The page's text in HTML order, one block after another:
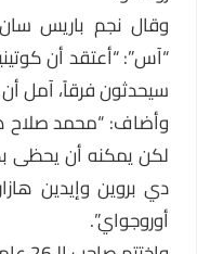
وقال نجم باريس سان
“آس”: “أعتقد أن
سيحدثون فرقاً، آمل أن
وأضاف: “محمد صلاح
لكن يمكنه أن يحظى
دي بروين وإيدين
أوروجواي”.